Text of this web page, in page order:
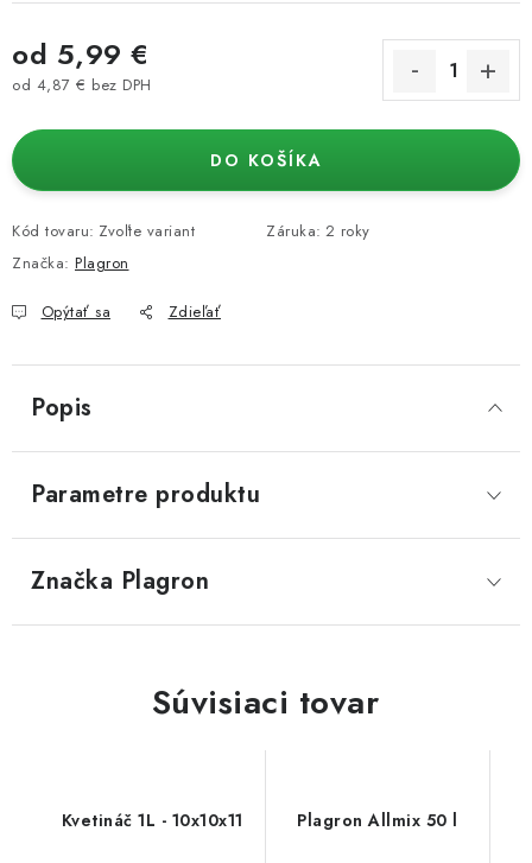
od 5,99 €
od 4,87 € bez DPH
DO KOŠÍKA
Kód tovaru: Zvoľte variant Záruka: 2 roky
Značka: Plagron
Opýtať sa Zdieľať
Popis
Parametre produktu
Značka Plagron
Súvisiaci tovar
Kvetináč 1L - 10x10x11 Plagron Allmix 50 l